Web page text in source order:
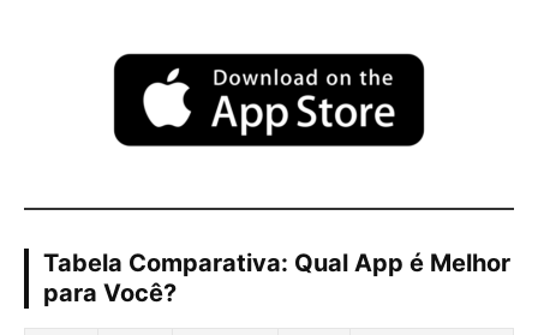
Tabela Comparativa: Qual App é Melhor
para Você?